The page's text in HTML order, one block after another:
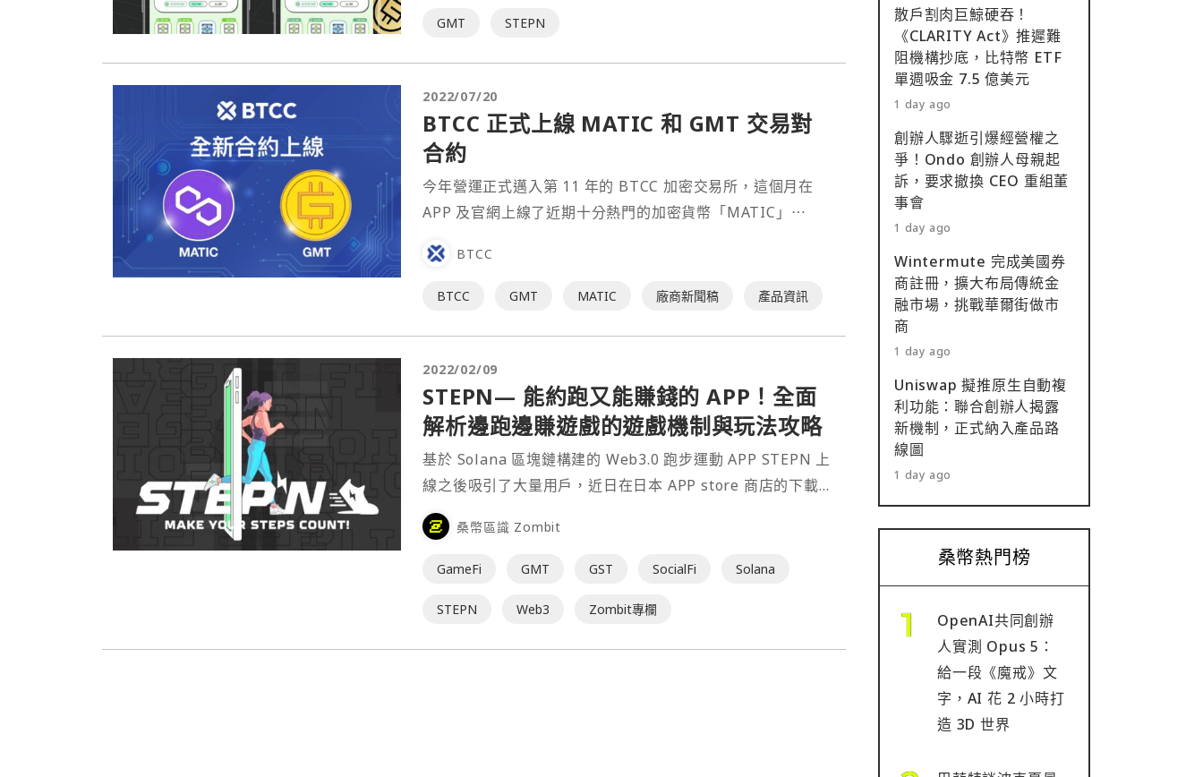
GMT STEPN
2022/07/20
BTCC 正式上線 MATIC 和 GMT 交易對
合約
今年營運正式邁入第 11 年的 BTCC 加密交易所，這個月在
APP 及官網上線了近期十分熱門的加密貨幣「MATIC」⋯
BTCC
BTCC GMT MATIC 廠商新聞稿 產品資訊
2022/02/09
STEPN— 能約跑又能賺錢的 APP！全面
解析邊跑邊賺遊戲的遊戲機制與玩法攻略
基於 Solana 區塊鏈構建的 Web3.0 跑步運動 APP STEPN 上
線之後吸引了大量用戶，近日在日本 APP store 商店的下載量
甚至超越了 Nike Training Club。該 APP 結合了 GameFi 與
SocialFi 兩種元素，實現了「⋯
桑幣區識 Zombit
GameFi GMT GST SocialFi Solana
STEPN Web3 Zombit專欄
散戶割肉巨鯨硬吞！
《CLARITY Act》推遲難
阻機構抄底，比特幣 ETF
單週吸金 7.5 億美元
1 day ago
創辦人驟逝引爆經營權之
爭！Ondo 創辦人母親起
訴，要求撤換 CEO 重組董
事會
1 day ago
Wintermute 完成美國券
商註冊，擴大布局傳統金
融市場，挑戰華爾街做市
商
1 day ago
Uniswap 擬推原生自動複
利功能：聯合創辦人揭露
新機制，正式納入產品路
線圖
1 day ago
桑幣熱門榜
OpenAI共同創辦
人實測 Opus 5：
給一段《魔戒》文
字，AI 花 2 小時打
造 3D 世界